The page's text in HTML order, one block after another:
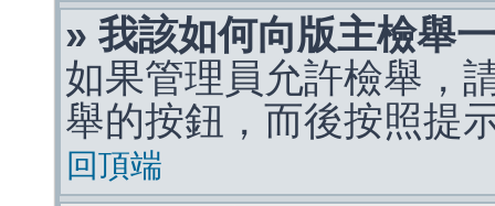
» 我該如何向版主檢舉
如果管理員允許檢舉，
舉的按鈕，而後按照提
回頂端